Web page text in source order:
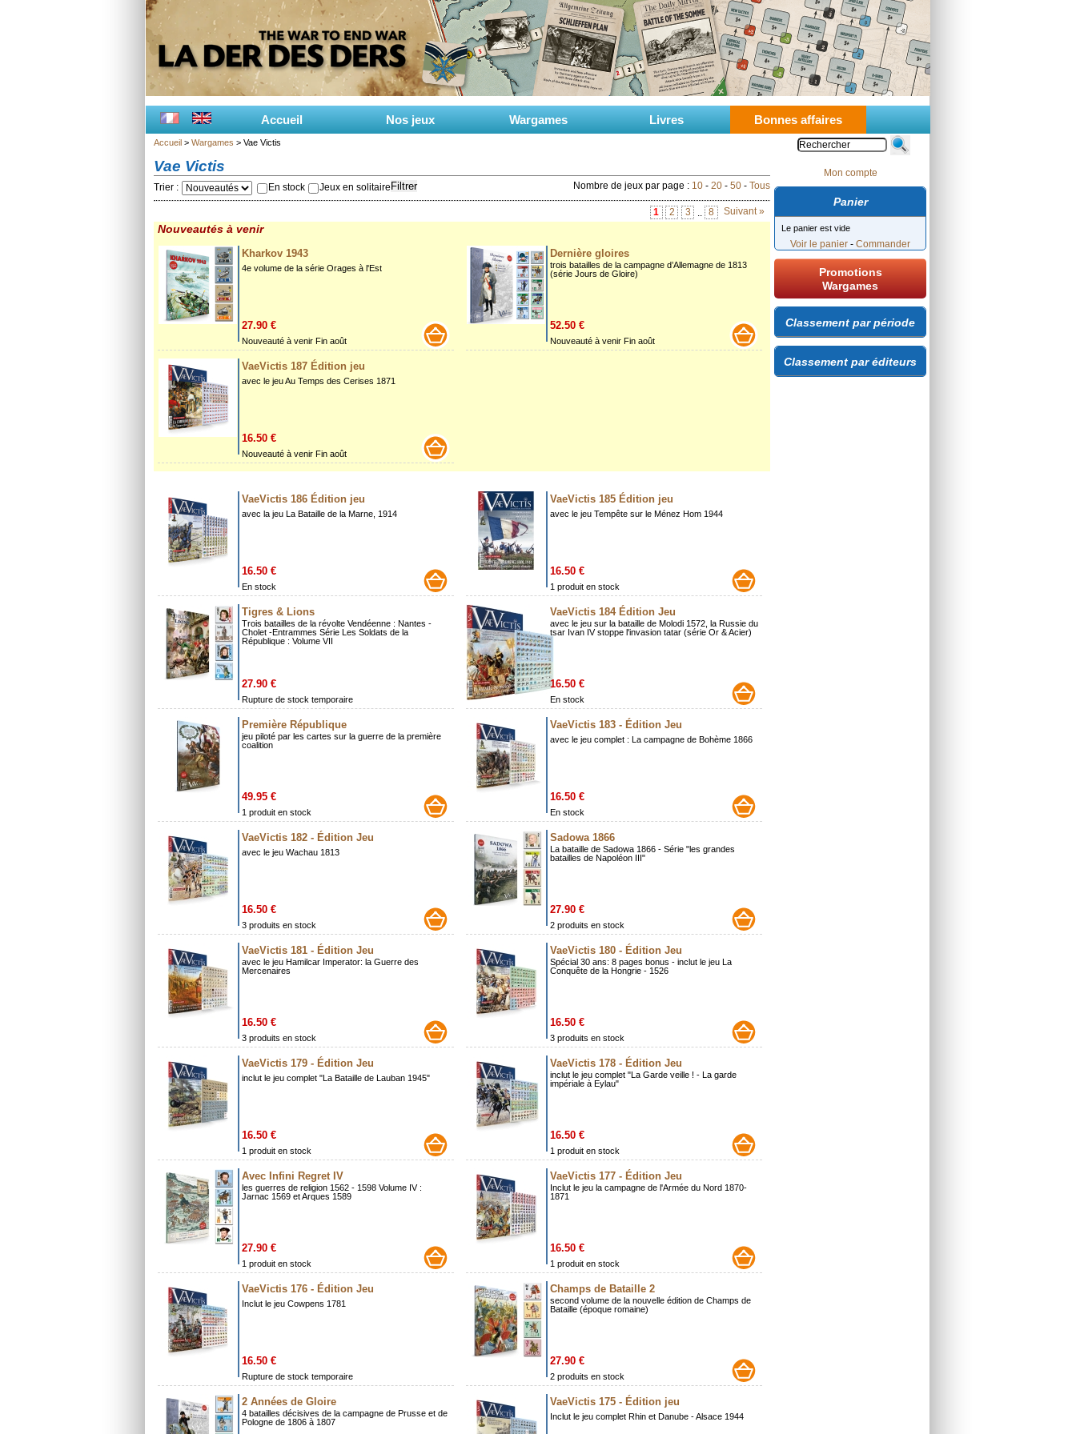
Accueil Nos jeux Wargames Livres Bonnes affaires
Mon compte
Panier
Le panier est vide
Voir le panier - Commander
Promotions
Wargames
Classement par période
Classement par éditeurs
Accueil > Wargames > Vae Victis
Vae Victis
Trier : En stock Jeux en solitaire Filtrer Nombre de jeux par page : 10 - 20 - 50 - Tous
1 2 3 .. 8 Suivant »
Nouveautés à venir
Kharkov 1943
4e volume de la série Orages à l'Est
27.90 €
Nouveauté à venir Fin août
Dernière gloires
trois batailles de la campagne d’Allemagne de 1813
(série Jours de Gloire)
52.50 €
Nouveauté à venir Fin août
VaeVictis 187 Édition jeu
avec le jeu Au Temps des Cerises 1871
16.50 €
Nouveauté à venir Fin août
VaeVictis 186 Édition jeu
avec la jeu La Bataille de la Marne, 1914
16.50 €
En stock
VaeVictis 185 Édition jeu
avec le jeu Tempête sur le Ménez Hom 1944
16.50 €
1 produit en stock
Tigres & Lions
Trois batailles de la révolte Vendéenne : Nantes -
Cholet -Entrammes Série Les Soldats de la
République : Volume VII
27.90 €
Rupture de stock temporaire
VaeVictis 184 Édition Jeu
avec le jeu sur la bataille de Molodi 1572, la Russie du
tsar Ivan IV stoppe l'invasion tatar (série Or & Acier)
16.50 €
En stock
Première République
jeu piloté par les cartes sur la guerre de la première
coalition
49.95 €
1 produit en stock
VaeVictis 183 - Édition Jeu
avec le jeu complet : La campagne de Bohème 1866
16.50 €
En stock
VaeVictis 182 - Édition Jeu
avec le jeu Wachau 1813
16.50 €
3 produits en stock
Sadowa 1866
La bataille de Sadowa 1866 - Série "les grandes
batailles de Napoléon III"
27.90 €
2 produits en stock
VaeVictis 181 - Édition Jeu
avec le jeu Hamilcar Imperator: la Guerre des
Mercenaires
16.50 €
3 produits en stock
VaeVictis 180 - Édition Jeu
Spécial 30 ans: 8 pages bonus - inclut le jeu La
Conquête de la Hongrie - 1526
16.50 €
3 produits en stock
VaeVictis 179 - Édition Jeu
inclut le jeu complet "La Bataille de Lauban 1945"
16.50 €
1 produit en stock
VaeVictis 178 - Édition Jeu
inclut le jeu complet "La Garde veille ! - La garde
impériale à Eylau"
16.50 €
1 produit en stock
Avec Infini Regret IV
les guerres de religion 1562 - 1598 Volume IV :
Jarnac 1569 et Arques 1589
27.90 €
1 produit en stock
VaeVictis 177 - Édition Jeu
Inclut le jeu la campagne de l'Armée du Nord 1870-
1871
16.50 €
1 produit en stock
VaeVictis 176 - Édition Jeu
Inclut le jeu Cowpens 1781
16.50 €
Rupture de stock temporaire
Champs de Bataille 2
second volume de la nouvelle édition de Champs de
Bataille (époque romaine)
27.90 €
2 produits en stock
2 Années de Gloire
4 batailles décisives de la campagne de Prusse et de
Pologne de 1806 à 1807
VaeVictis 175 - Édition jeu
Inclut le jeu complet Rhin et Danube - Alsace 1944